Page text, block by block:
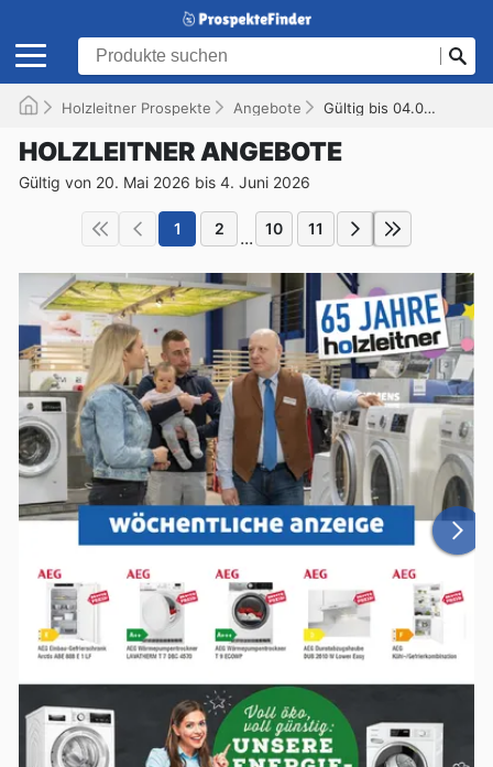
Holzleitner Prospekte Angebote Gültig bis 04.06.2026
HOLZLEITNER ANGEBOTE
Gültig von 20. Mai 2026 bis 4. Juni 2026
1 2 ... 10 11